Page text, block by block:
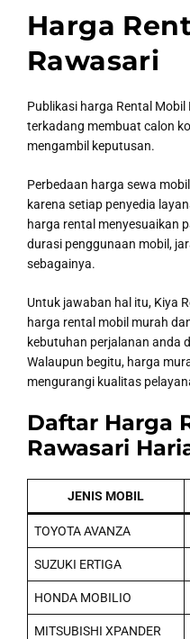
Harga
Rawasari
Publikasi harga Rental
terkadang membuat calon
mengambil keputusan.
Perbedaan harga sewa
karena setiap penyedia
harga rental menyesuaikan
durasi penggunaan mobil,
sebagainya.
Untuk jawaban hal itu, Kiya
harga rental mobil murah
kebutuhan perjalanan anda
Walaupun begitu, harga
mengurangi kualitas
Daftar Harga
Rawasari
JENIS MOBIL
TOYOTA AVANZA
SUZUKI ERTIGA
HONDA MOBILIO
MITSUBISHI XPANDER